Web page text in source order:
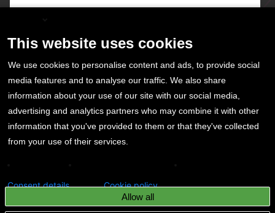
E-mailadres *
Ja, ik geef hierbij toestemming voor het
opslaan en gebruiken van mijn gegevens. Meer
informatie lees je in ons
This website uses cookies
We use cookies to personalise content and ads, to provide social
media features and to analyse our traffic. We also share
information about your use of our site with our social media,
advertising and analytics partners who may combine it with other
information that you've provided to them or that they've collected
from your use of their services.
Allow all
Consent details Cookie policy